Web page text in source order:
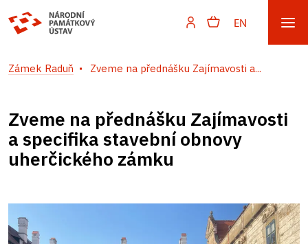
EN
Zámek Raduň Zveme na přednášku Zajímavosti a...
Zveme na přednášku Zajímavosti
a specifika stavební obnovy
uherčického zámku